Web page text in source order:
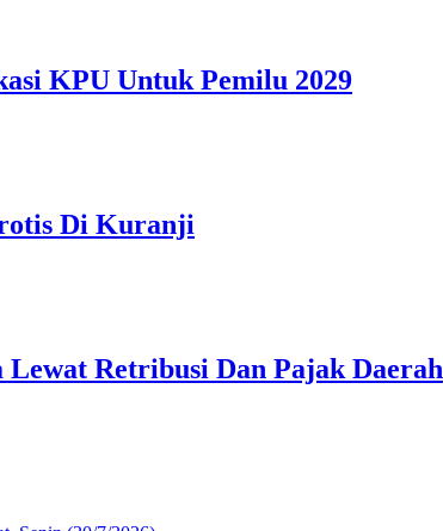
KPU Untuk Pemilu 2029
Di Kuranji
Retribusi Dan Pajak Daerah